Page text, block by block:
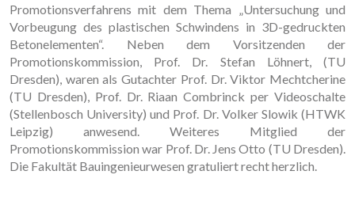
Promotionsverfahrens mit dem Thema „Untersuchung und
Vorbeugung des plastischen Schwindens in 3D-gedruckten
Betonelementen“. Neben dem Vorsitzenden der
Promotionskommission, Prof. Dr. Stefan Löhnert, (TU
Dresden), waren als Gutachter Prof. Dr. Viktor Mechtcherine
(TU Dresden), Prof. Dr. Riaan Combrinck per Videoschalte
(Stellenbosch University) und Prof. Dr. Volker Slowik (HTWK
Leipzig) anwesend. Weiteres Mitglied der
Promotionskommission war Prof. Dr. Jens Otto (TU Dresden).
Die Fakultät Bauingenieurwesen gratuliert recht herzlich.